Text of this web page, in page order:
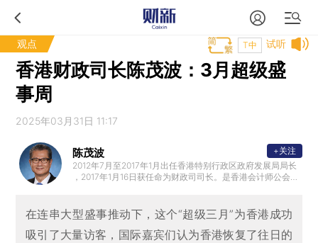
观点 试听
T中
香港财政司长陈茂波：3月超级盛
事周
2025年03月31日 11:17
陈茂波
2012年7月至2017年1月出任香港特别行政区政府发展局局长
，2017年1月16日获任命为财政司司长。是香港会计师公会前
局主席、西九文化区管理局董事局成员、策略发展委员会非
官方委员和香港中文大学校董会成员。
+关注
在连串大型盛事推动下，这个“超级三月”为香港成功
吸引了大量访客，国际嘉宾们认为香港恢复了往日的